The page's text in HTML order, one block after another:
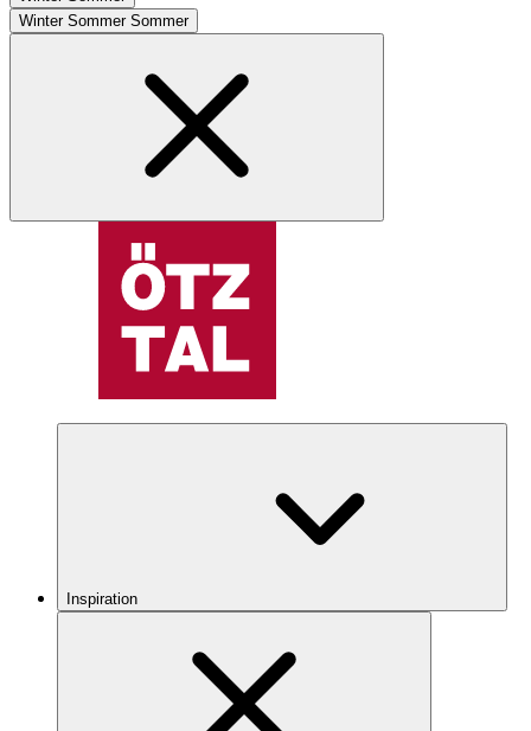
Winter Sommer Sommer
Inspiration